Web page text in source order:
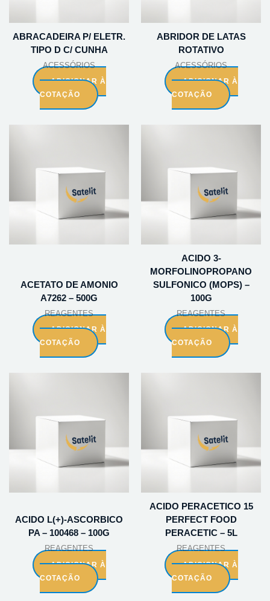
ABRACADEIRA P/ ELETR.
TIPO D C/ CUNHA
ACESSÓRIOS
ADICIONAR À
COTAÇÃO
ABRIDOR DE LATAS
ROTATIVO
ACESSÓRIOS
ADICIONAR À
COTAÇÃO
ACETATO DE AMONIO
A7262 – 500G
REAGENTES
ADICIONAR À
COTAÇÃO
ACIDO 3-
MORFOLINOPROPANO
SULFONICO (MOPS) –
100G
REAGENTES
ADICIONAR À
COTAÇÃO
ACIDO L(+)-ASCORBICO
PA – 100468 – 100G
REAGENTES
ADICIONAR À
COTAÇÃO
ACIDO PERACETICO 15
PERFECT FOOD
PERACETIC – 5L
REAGENTES
ADICIONAR À
COTAÇÃO